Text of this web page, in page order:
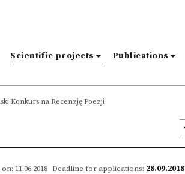
Scientific projects Publications
Konkurs na Recenzję Poezji
11.06.2018 Deadline for applications: 28.09.2018